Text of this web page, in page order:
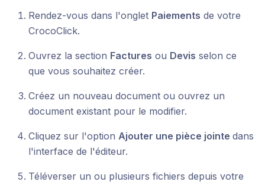
Rendez-vous dans l'onglet Paiements de votre
CrocoClick.
Ouvrez la section Factures ou Devis selon ce
que vous souhaitez créer.
Créez un nouveau document ou ouvrez un
document existant pour le modifier.
Cliquez sur l'option Ajouter une pièce jointe dans
l'interface de l'éditeur.
Téléverser un ou plusieurs fichiers depuis votre